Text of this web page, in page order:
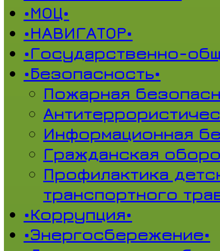
•МОЦ•
•НАВИГАТОР•
•Государственно-
•Безопасность•
Пожарная
Информационная
Гражданская
Профилактика
транспортного
•Коррупция•
•Энергосбережение•